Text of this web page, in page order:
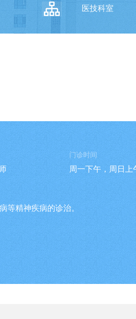
医技科室
门诊时间
周一下午，周日
等精神疾病的诊治。